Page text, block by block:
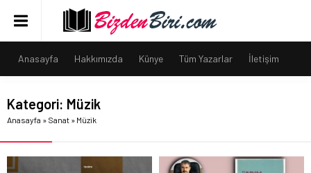
Anasayfa Hakkımızda Künye Tüm Yazarlar İletişim
Kategori: Müzik
Anasayfa » Sanat » Müzik